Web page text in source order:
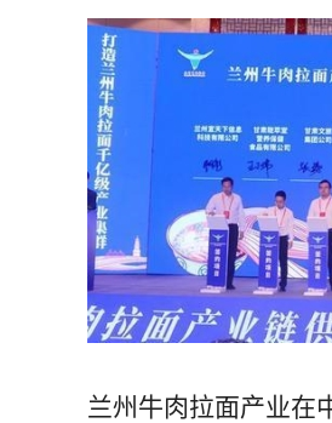
兰州牛肉拉面产业在